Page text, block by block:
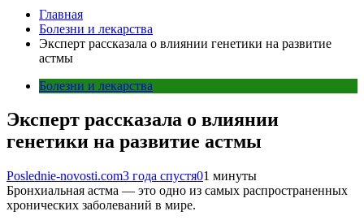
Главная
Болезни и лекарства
Эксперт рассказала о влиянии генетики на развитие
астмы
Болезни и лекарства
Эксперт рассказала о влиянии
генетики на развитие астмы
Poslednie-novosti.com3 года спустя01 минуты
Бронхиальная астма — это одно из самых распространенных
хронических заболеваний в мире.